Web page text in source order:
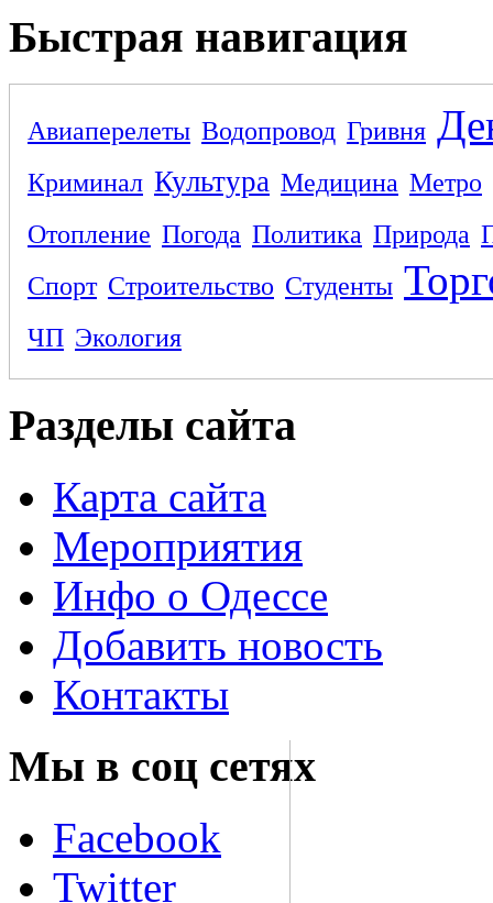
Быстрая навигация
Авиаперелеты Водопровод Гривня
Криминал Культура Медицина Метро
Отопление Погода Политика Природа
Спорт Строительство Студенты
ЧП Экология
Разделы сайта
Карта сайта
Мероприятия
Инфо о Одессе
Добавить новость
Контакты
Мы в соц сетях
Facebook
Twitter